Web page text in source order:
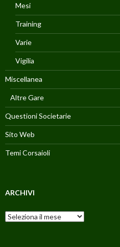
Mesi
Training
Varie
Vigilia
Miscellanea
Altre Gare
Questioni Societarie
Sito Web
Temi Corsaioli
ARCHIVI
Archivi